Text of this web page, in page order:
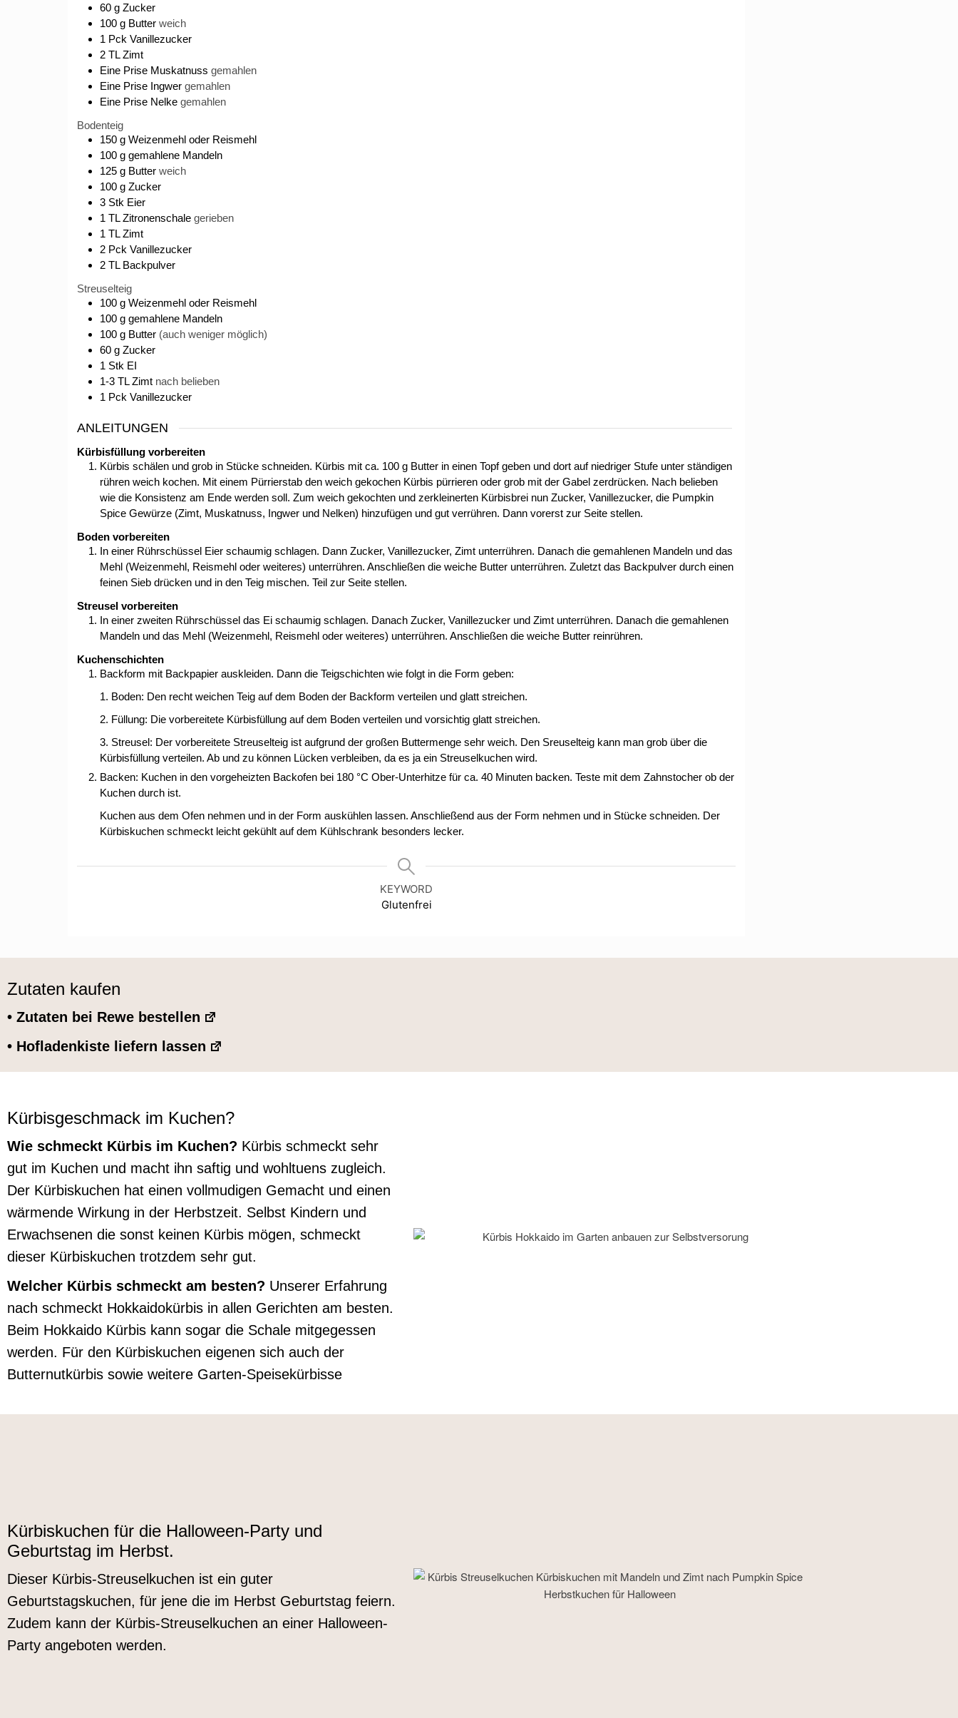
60 g Zucker
100 g Butter weich
1 Pck Vanillezucker
2 TL Zimt
Eine Prise Muskatnuss gemahlen
Eine Prise Ingwer gemahlen
Eine Prise Nelke gemahlen
Bodenteig
150 g Weizenmehl oder Reismehl
100 g gemahlene Mandeln
125 g Butter weich
100 g Zucker
3 Stk Eier
1 TL Zitronenschale gerieben
1 TL Zimt
2 Pck Vanillezucker
2 TL Backpulver
Streuselteig
100 g Weizenmehl oder Reismehl
100 g gemahlene Mandeln
100 g Butter (auch weniger möglich)
60 g Zucker
1 Stk EI
1-3 TL Zimt nach belieben
1 Pck Vanillezucker
ANLEITUNGEN
Kürbisfüllung vorbereiten
Kürbis schälen und grob in Stücke schneiden. Kürbis mit ca. 100 g Butter in einen Topf geben und dort auf niedriger Stufe unter ständigen
rühren weich kochen. Mit einem Pürrierstab den weich gekochen Kürbis pürrieren oder grob mit der Gabel zerdrücken. Nach belieben
wie die Konsistenz am Ende werden soll. Zum weich gekochten und zerkleinerten Kürbisbrei nun Zucker, Vanillezucker, die Pumpkin
Spice Gewürze (Zimt, Muskatnuss, Ingwer und Nelken) hinzufügen und gut verrühren. Dann vorerst zur Seite stellen.
Boden vorbereiten
In einer Rührschüssel Eier schaumig schlagen. Dann Zucker, Vanillezucker, Zimt unterrühren. Danach die gemahlenen Mandeln und das
Mehl (Weizenmehl, Reismehl oder weiteres) unterrühren. Anschließen die weiche Butter unterrühren. Zuletzt das Backpulver durch einen
feinen Sieb drücken und in den Teig mischen. Teil zur Seite stellen.
Streusel vorbereiten
In einer zweiten Rührschüssel das Ei schaumig schlagen. Danach Zucker, Vanillezucker und Zimt unterrühren. Danach die gemahlenen
Mandeln und das Mehl (Weizenmehl, Reismehl oder weiteres) unterrühren. Anschließen die weiche Butter reinrühren.
Kuchenschichten
Backform mit Backpapier auskleiden. Dann die Teigschichten wie folgt in die Form geben:
1. Boden: Den recht weichen Teig auf dem Boden der Backform verteilen und glatt streichen.
2. Füllung: Die vorbereitete Kürbisfüllung auf dem Boden verteilen und vorsichtig glatt streichen.
3. Streusel: Der vorbereitete Streuselteig ist aufgrund der großen Buttermenge sehr weich. Den Sreuselteig kann man grob über die
Kürbisfüllung verteilen. Ab und zu können Lücken verbleiben, da es ja ein Streuselkuchen wird.
Backen: Kuchen in den vorgeheizten Backofen bei 180 °C Ober-Unterhitze für ca. 40 Minuten backen. Teste mit dem Zahnstocher ob der
Kuchen durch ist.
Kuchen aus dem Ofen nehmen und in der Form auskühlen lassen. Anschließend aus der Form nehmen und in Stücke schneiden. Der
Kürbiskuchen schmeckt leicht gekühlt auf dem Kühlschrank besonders lecker.
KEYWORD
Glutenfrei
Zutaten kaufen
• Zutaten bei Rewe bestellen
• Hofladenkiste liefern lassen
Kürbisgeschmack im Kuchen?
Wie schmeckt Kürbis im Kuchen? Kürbis schmeckt sehr
gut im Kuchen und macht ihn saftig und wohltuens zugleich.
Der Kürbiskuchen hat einen vollmudigen Gemacht und einen
wärmende Wirkung in der Herbstzeit. Selbst Kindern und
Erwachsenen die sonst keinen Kürbis mögen, schmeckt
dieser Kürbiskuchen trotzdem sehr gut.
Welcher Kürbis schmeckt am besten? Unserer Erfahrung
nach schmeckt Hokkaidokürbis in allen Gerichten am besten.
Beim Hokkaido Kürbis kann sogar die Schale mitgegessen
werden. Für den Kürbiskuchen eigenen sich auch der
Butternutkürbis sowie weitere Garten-Speisekürbisse
Kürbiskuchen für die Halloween-Party und
Geburtstag im Herbst.
Dieser Kürbis-Streuselkuchen ist ein guter
Geburtstagskuchen, für jene die im Herbst Geburtstag feiern.
Zudem kann der Kürbis-Streuselkuchen an einer Halloween-
Party angeboten werden.